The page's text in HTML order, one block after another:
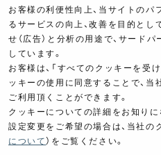
イベント情報
イベントスケジュール
ツーリングブレイクタイム
製品ポスター
お客様の利便性向上、当サイトのパ
るサービスの向上、改善を目的とし
せ（広告）と分析の用途で、サード
しています。
お客様は、「すべてのクッキーを受
ッキーの使用に同意することで、
ご利用頂くことができます。
クッキーについての詳細をお知り
設定変更をご希望の場合は、当社の
について ）をご覧ください。